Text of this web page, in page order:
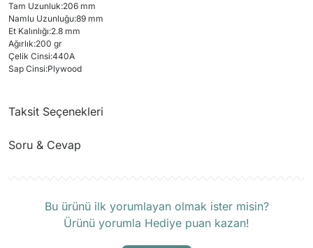
Tam Uzunluk:206 mm
Namlu Uzunluğu:89 mm
Et Kalınlığı:2.8 mm
Ağırlık:200 gr
Çelik Cinsi:440A
Sap Cinsi:Plywood
Taksit Seçenekleri
Soru & Cevap
Bu ürünü ilk yorumlayan olmak ister misin?
Ürünü yorumla Hediye puan kazan!